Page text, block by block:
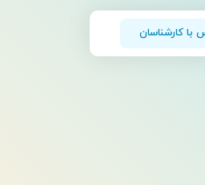
با کارشناسان